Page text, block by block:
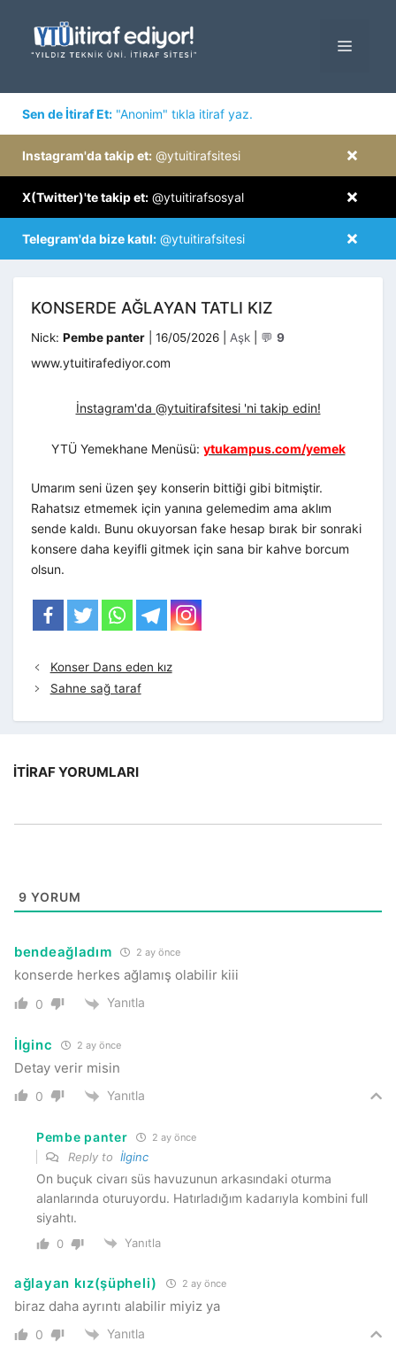
MENÜ
Sen de İtiraf Et: "Anonim" tıkla itiraf yaz.
×
Instagram'da takip et: @ytuitirafsitesi
×
X(Twitter)'te takip et: @ytuitirafsosyal
×
Telegram'da bize katıl: @ytuitirafsitesi
KONSERDE AĞLAYAN TATLI KIZ
Nick: Pembe panter 16/05/2026 Kategoriler
Aşk 💬 9
www.ytuitirafediyor.com
İnstagram'da @ytuitirafsitesi 'ni takip edin!
YTÜ Yemekhane Menüsü: ytukampus.com/yemek
Umarım seni üzen şey konserin bittiği gibi bitmiştir.
Rahatsız etmemek için yanına gelemedim ama aklım
sende kaldı. Bunu okuyorsan fake hesap bırak bir sonraki
konsere daha keyifli gitmek için sana bir kahve borcum
olsun.
Konser Dans eden kız
Sahne sağ taraf
İTIRAF YORUMLARI
9 YORUM
bendeağladım 2 ay önce
konserde herkes ağlamış olabilir kiii
0 Yanıtla
İlginc 2 ay önce
Detay verir misin
0 Yanıtla
Pembe panter 2 ay önce
Reply to İlginc
On buçuk civarı süs havuzunun arkasındaki oturma
alanlarında oturuyordu. Hatırladığım kadarıyla kombini full
siyahtı.
0 Yanıtla
ağlayan kız(şüpheli) 2 ay önce
biraz daha ayrıntı alabilir miyiz ya
0 Yanıtla